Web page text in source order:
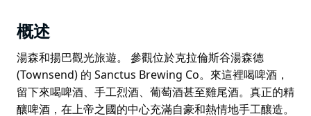
概述
湯森和揚巴觀光旅遊。 參觀位於克拉倫斯谷湯森德
(Townsend) 的 Sanctus Brewing Co。來這裡喝啤酒，
留下來喝啤酒、手工烈酒、葡萄酒甚至雞尾酒。真正的精
釀啤酒，在上帝之國的中心充滿自豪和熱情地手工釀造。